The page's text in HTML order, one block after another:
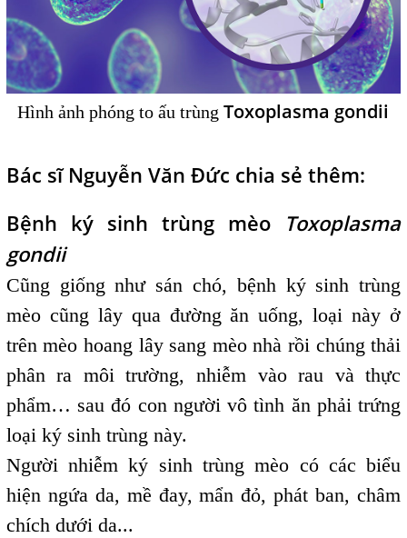
Hình ảnh phóng to ấu trùngToxoplasma gondii
Bác sĩ Nguyễn Văn Đức chia sẻ thêm:
Bệnh ký sinh trùng mèo Toxoplasma
gondii
Cũng giống như sán chó, bệnh ký sinh trùng
mèo cũng lây qua đường ăn uống, loại này ở
trên mèo hoang lây sang mèo nhà rồi chúng thải
phân ra môi trường, nhiễm vào rau và thực
phẩm… sau đó con người vô tình ăn phải trứng
loại ký sinh trùng này.
Người nhiễm ký sinh trùng mèo có các biểu
hiện ngứa da, mề đay, mẩn đỏ, phát ban, châm
chích dưới da...